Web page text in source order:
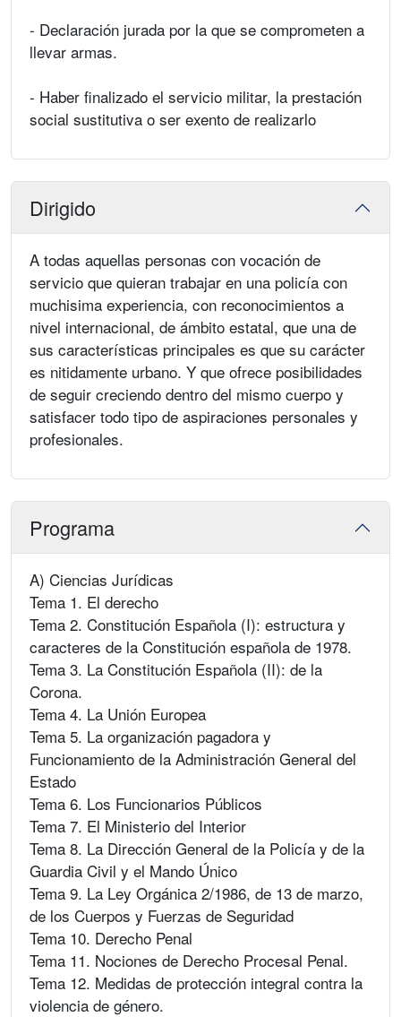
- Declaración jurada por la que se comprometen a
llevar armas.
- Haber finalizado el servicio militar, la prestación
social sustitutiva o ser exento de realizarlo
Dirigido
A todas aquellas personas con vocación de
servicio que quieran trabajar en una policía con
muchisima experiencia, con reconocimientos a
nivel internacional, de ámbito estatal, que una de
sus características principales es que su carácter
es nitidamente urbano. Y que ofrece posibilidades
de seguir creciendo dentro del mismo cuerpo y
satisfacer todo tipo de aspiraciones personales y
profesionales.
Programa
A) Ciencias Jurídicas
Tema 1. El derecho
Tema 2. Constitución Española (I): estructura y
caracteres de la Constitución española de 1978.
Tema 3. La Constitución Española (II): de la
Corona.
Tema 4. La Unión Europea
Tema 5. La organización pagadora y
Funcionamiento de la Administración General del
Estado
Tema 6. Los Funcionarios Públicos
Tema 7. El Ministerio del Interior
Tema 8. La Dirección General de la Policía y de la
Guardia Civil y el Mando Único
Tema 9. La Ley Orgánica 2/1986, de 13 de marzo,
de los Cuerpos y Fuerzas de Seguridad
Tema 10. Derecho Penal
Tema 11. Nociones de Derecho Procesal Penal.
Tema 12. Medidas de protección integral contra la
violencia de género.